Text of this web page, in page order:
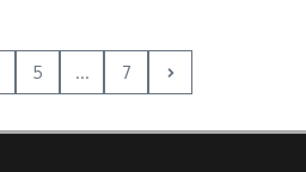
5 ... 7